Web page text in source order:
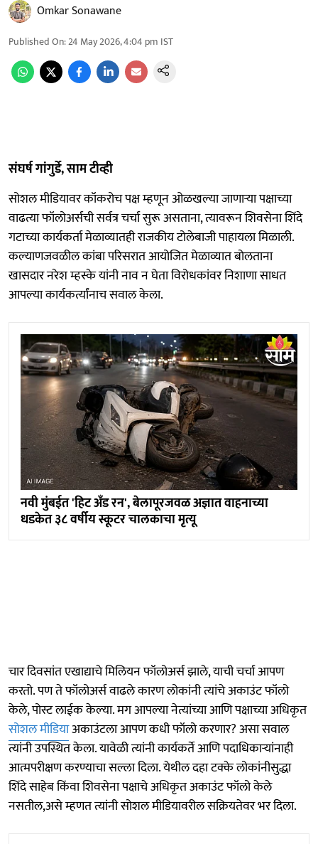
Omkar Sonawane
Published On:24 May 2026, 4:04 pm IST
संघर्ष गांगुर्डे, साम टीव्ही
सोशल मीडियावर कॉकरोच पक्ष म्हणून ओळखल्या जाणाऱ्या पक्षाच्या
वाढत्या फॉलोअर्सची सर्वत्र चर्चा सुरू असताना, त्यावरून शिवसेना शिंदे
गटाच्या कार्यकर्ता मेळाव्यातही राजकीय टोलेबाजी पाहायला मिळाली.
कल्याणजवळील कांबा परिसरात आयोजित मेळाव्यात बोलताना
खासदार नरेश म्हस्के यांनी नाव न घेता विरोधकांवर निशाणा साधत
आपल्या कार्यकर्त्यांनाच सवाल केला.
नवी मुंबईत 'हिट अँड रन', बेलापूरजवळ अज्ञात वाहनाच्या
धडकेत ३८ वर्षीय स्कूटर चालकाचा मृत्यू
चार दिवसांत एखाद्याचे मिलियन फॉलोअर्स झाले, याची चर्चा आपण
करतो. पण ते फॉलोअर्स वाढले कारण लोकांनी त्यांचे अकाउंट फॉलो
केले, पोस्ट लाईक केल्या. मग आपल्या नेत्यांच्या आणि पक्षाच्या अधिकृत
सोशल मीडियाअकाउंटला आपण कधी फॉलो करणार? असा सवाल
त्यांनी उपस्थित केला. यावेळी त्यांनी कार्यकर्ते आणि पदाधिकाऱ्यांनाही
आत्मपरीक्षण करण्याचा सल्ला दिला. येथील दहा टक्के लोकांनीसुद्धा
शिंदे साहेब किंवा शिवसेना पक्षाचे अधिकृत अकाउंट फॉलो केले
नसतील,असे म्हणत त्यांनी सोशल मीडियावरील सक्रियतेवर भर दिला.